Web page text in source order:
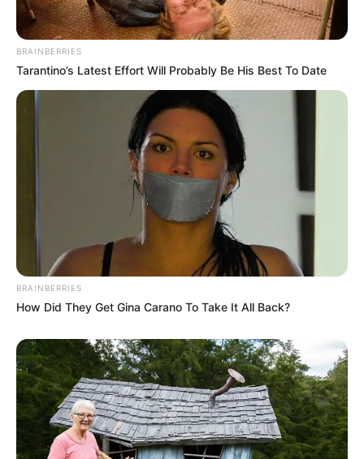
BRAINBERRIES
Tarantino’s Latest Effort Will Probably Be His Best To Date
BRAINBERRIES
How Did They Get Gina Carano To Take It All Back?